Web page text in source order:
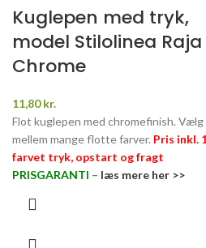
Kuglepen med tryk,
model Stilolinea Raja
Chrome
11,80kr.
Flot kuglepen med chromefinish. Vælg
mellem mange flotte farver. Pris inkl.
farvet tryk, opstart og fragt
PRISGARANTI – læs mere her >>